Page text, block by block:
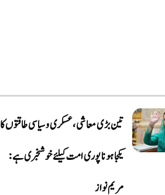
تین بڑی معاشی، عسکری و سیاسی طاقتوں کا
یکجا ہونا پوری امت کیلئے خوشخبری ہے:
مریم نواز